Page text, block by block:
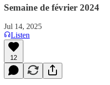
Semaine de février 2024
Jul 14, 2025
Listen
12